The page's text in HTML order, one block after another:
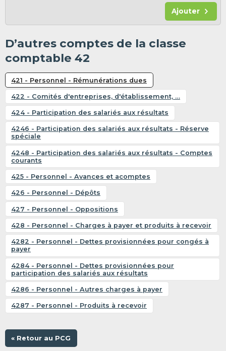
Ajouter
D’autres comptes de la classe
comptable 42
421 - Personnel - Rémunérations dues
422 - Comités d'entreprises, d'établissement, …
424 - Participation des salariés aux résultats
4246 - Participation des salariés aux résultats - Réserve
spéciale
4248 - Participation des salariés aux résultats - Comptes
courants
425 - Personnel - Avances et acomptes
426 - Personnel - Dépôts
427 - Personnel - Oppositions
428 - Personnel - Charges à payer et produits à recevoir
4282 - Personnel - Dettes provisionnées pour congés à
payer
4284 - Personnel - Dettes provisionnées pour
participation des salariés aux résultats
4286 - Personnel - Autres charges à payer
4287 - Personnel - Produits à recevoir
« Retour au PCG